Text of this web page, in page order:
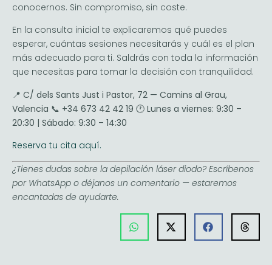
conocernos. Sin compromiso, sin coste.
En la consulta inicial te explicaremos qué puedes
esperar, cuántas sesiones necesitarás y cuál es el plan
más adecuado para ti. Saldrás con toda la información
que necesitas para tomar la decisión con tranquilidad.
📍 C/ dels Sants Just i Pastor, 72 — Camins al Grau,
Valencia 📞 +34 673 42 42 19 🕐 Lunes a viernes: 9:30 –
20:30 | Sábado: 9:30 – 14:30
Reserva tu cita aquí.
¿Tienes dudas sobre la depilación láser diodo? Escríbenos
por WhatsApp o déjanos un comentario — estaremos
encantadas de ayudarte.